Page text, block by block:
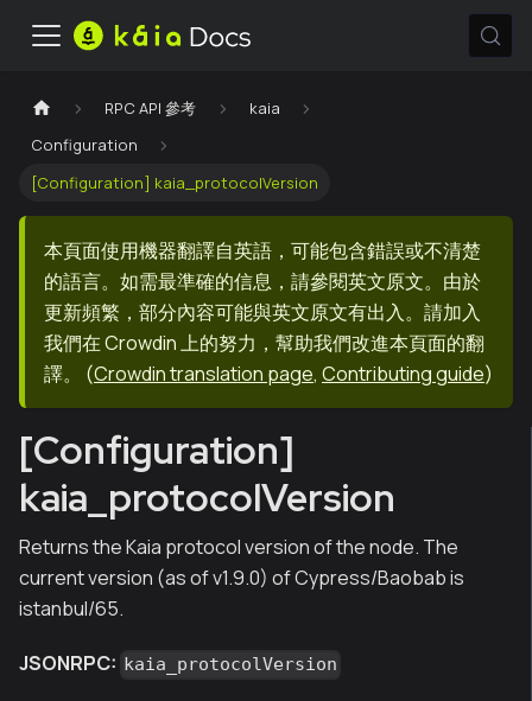
RPC API 參考
kaia
Configuration
[Configuration] kaia_protocolVersion
本頁面使用機器翻譯自英語，可能包含錯誤或不清楚
的語言。如需最準確的信息，請參閱英文原文。由於
更新頻繁，部分內容可能與英文原文有出入。請加入
我們在 Crowdin 上的努力，幫助我們改進本頁面的翻
譯。
(Crowdin translation page, Contributing guide)
[Configuration]
kaia_protocolVersion
Returns the Kaia protocol version of the node. The
current version (as of v1.9.0) of Cypress/Baobab is
istanbul/65.
JSONRPC: kaia_protocolVersion